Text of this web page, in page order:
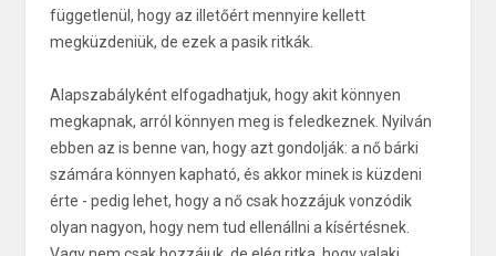
függetlenül, hogy az illetőért mennyire kellett
megküzdeniük, de ezek a pasik ritkák.
Alapszabályként elfogadhatjuk, hogy akit könnyen
megkapnak, arról könnyen meg is feledkeznek. Nyilván
ebben az is benne van, hogy azt gondolják: a nő bárki
számára könnyen kapható, és akkor minek is küzdeni
érte - pedig lehet, hogy a nő csak hozzájuk vonzódik
olyan nagyon, hogy nem tud ellenállni a kísértésnek.